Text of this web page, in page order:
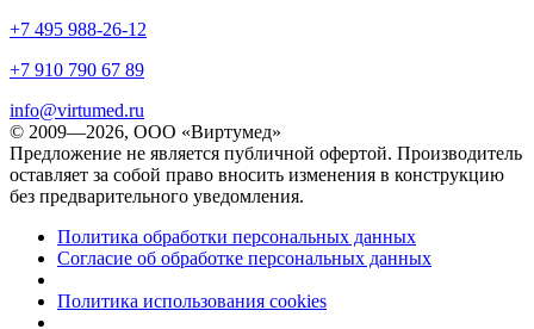
+7 495 988-26-12
+7 910 790 67 89
info@virtumed.ru
© 2009—2026, ООО «Виртумед»
Предложение не является публичной офертой. Производитель
оставляет за собой право вносить изменения в конструкцию
без предварительного уведомления.
Политика обработки персональных данных
Согласие об обработке персональных данных
Политика использования cookies